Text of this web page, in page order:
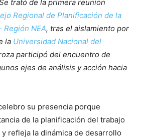
trató de la primera reunión
Regional de Planificación de la
Región NEA, tras el aislamiento por
la Universidad Nacional del
participó del encuentro de
ejes de análisis y acción hacia
su presencia porque
de la planificación del trabajo
refleja la dinámica de desarrollo